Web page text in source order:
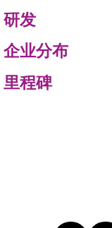
研发
企业分布
里程碑